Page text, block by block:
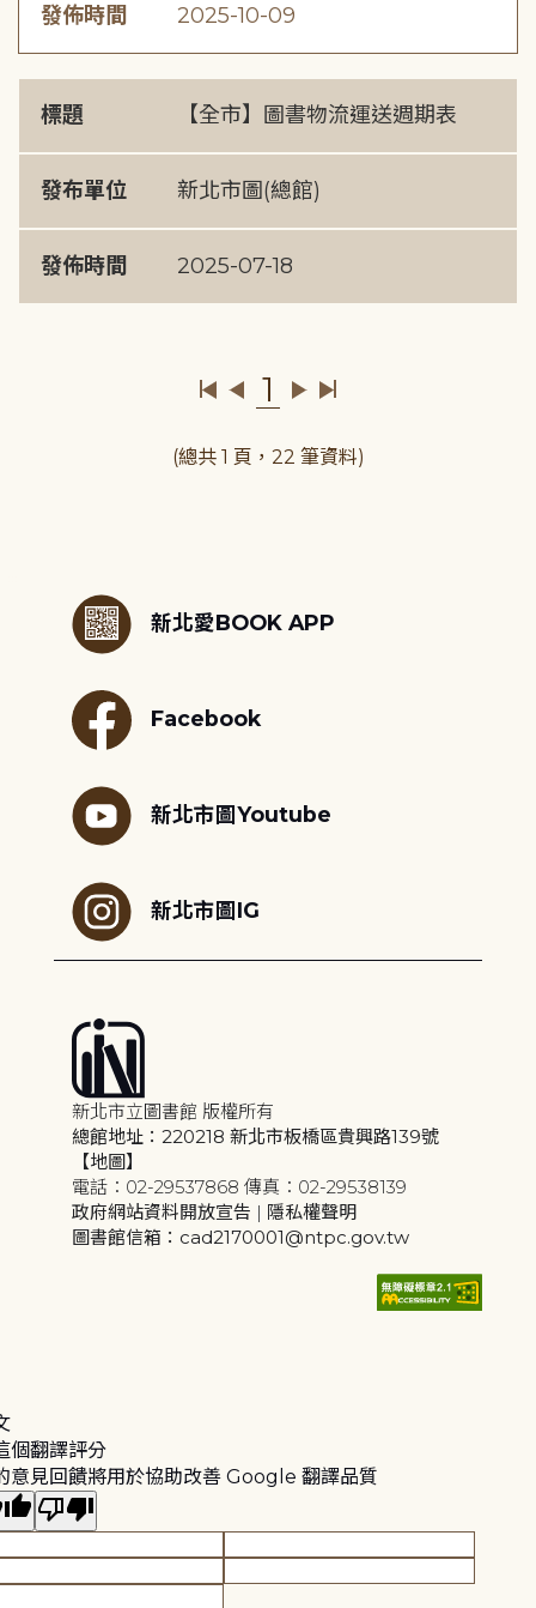
發佈時間 2025-10-09
標題 【全市】圖書物流運送週期表
發布單位 新北市圖(總館)
發佈時間 2025-07-18
1
(總共 1 頁，22 筆資料)
新北愛BOOK APP
Facebook
新北市圖Youtube
新北市圖IG
新北市立圖書館 版權所有
總館地址：220218 新北市板橋區貴興路139號
【地圖】
電話：02-29537868 傳真：02-29538139
政府網站資料開放宣告 | 隱私權聲明
圖書館信箱：cad2170001@ntpc.gov.tw
個翻譯評分
意見回饋將用於協助改善 Google 翻譯品質